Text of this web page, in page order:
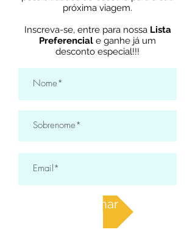
próxima viagem.
Inscreva-se, entre para nossa Lista
Preferencial e ganhe já um
desconto especial!!!
Assinar